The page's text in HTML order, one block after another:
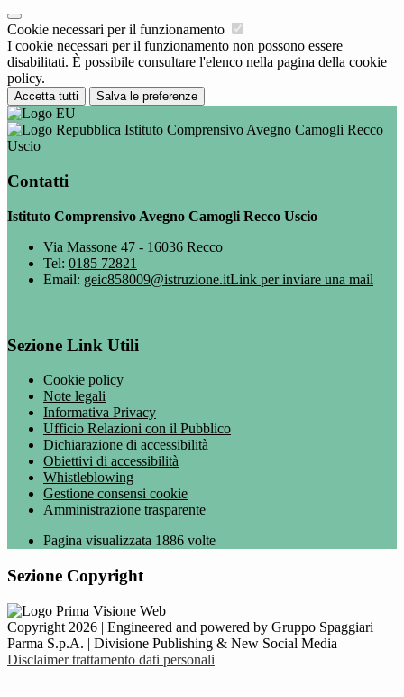
Cookie necessari per il funzionamento
I cookie necessari per il funzionamento non possono essere
disabilitati. È possibile consultare l'elenco nella pagina della cookie
policy.
Accetta tutti Salva le preferenze
Istituto Comprensivo Avegno Camogli Recco
Uscio
Contatti
Istituto Comprensivo Avegno Camogli Recco Uscio
Via Massone 47 - 16036 Recco
Tel: 0185 72821
Email: geic858009@istruzione.itLink per inviare una mail
Sezione Link Utili
Cookie policy
Note legali
Informativa Privacy
Ufficio Relazioni con il Pubblico
Dichiarazione di accessibilità
Obiettivi di accessibilità
Whistleblowing
Gestione consensi cookie
Amministrazione trasparente
Pagina visualizzata 1886 volte
Sezione Copyright
Copyright 2026 | Engineered and powered by Gruppo Spaggiari
Parma S.p.A. | Divisione Publishing & New Social Media
Disclaimer trattamento dati personali